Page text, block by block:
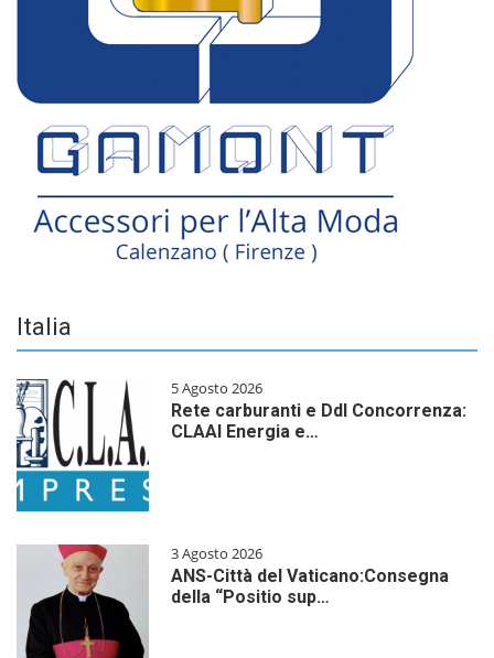
Italia
5 Agosto 2026
Rete carburanti e Ddl Concorrenza:
CLAAI Energia e…
3 Agosto 2026
ANS-Città del Vaticano:Consegna
della “Positio sup…